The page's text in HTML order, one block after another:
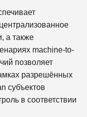
а также
machine-to-
позволяет
разрешённых
субъектов
в соответствии